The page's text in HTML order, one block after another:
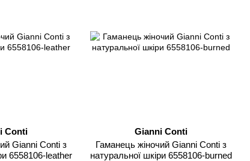
Conti
Gianni Conti з
6558106-leather
Gianni Conti
Гаманець жіночий Gianni Conti з
натуральної шкіри 6558106-burned